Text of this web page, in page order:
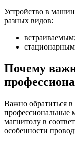
Устройство в
разных видов:
встраиваемым;
Почему
Важно обратиться в
профессиональные
магнитолу в
особенности